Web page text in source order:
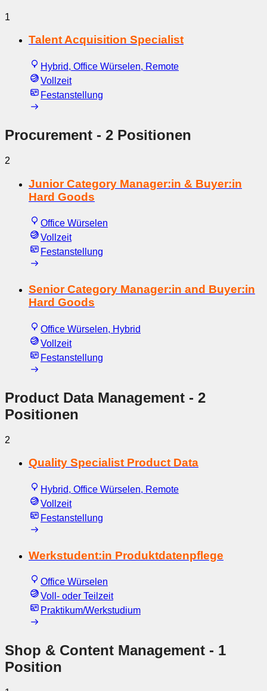
1
Talent Acquisition Specialist
Hybrid, Office Würselen, Remote
Vollzeit
Festanstellung
Procurement - 2 Positionen
2
Junior Category Manager:in & Buyer:in
Hard Goods
Office Würselen
Vollzeit
Festanstellung
Senior Category Manager:in and Buyer:in
Hard Goods
Office Würselen, Hybrid
Vollzeit
Festanstellung
Product Data Management - 2
Positionen
2
Quality Specialist Product Data
Hybrid, Office Würselen, Remote
Vollzeit
Festanstellung
Werkstudent:in Produktdatenpflege
Office Würselen
Voll- oder Teilzeit
Praktikum/Werkstudium
Shop & Content Management - 1
Position